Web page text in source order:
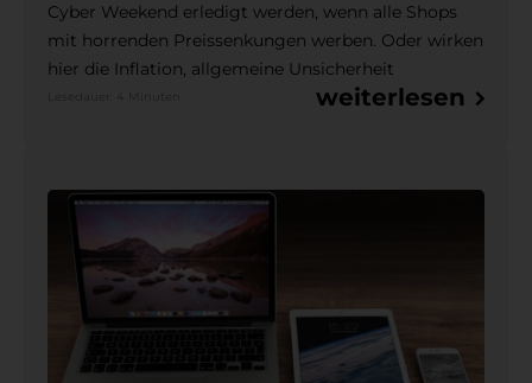
Cyber Weekend erledigt werden, wenn alle Shops
mit horrenden Preissenkungen werben. Oder wirken
hier die Inflation, allgemeine Unsicherheit
weiterlesen